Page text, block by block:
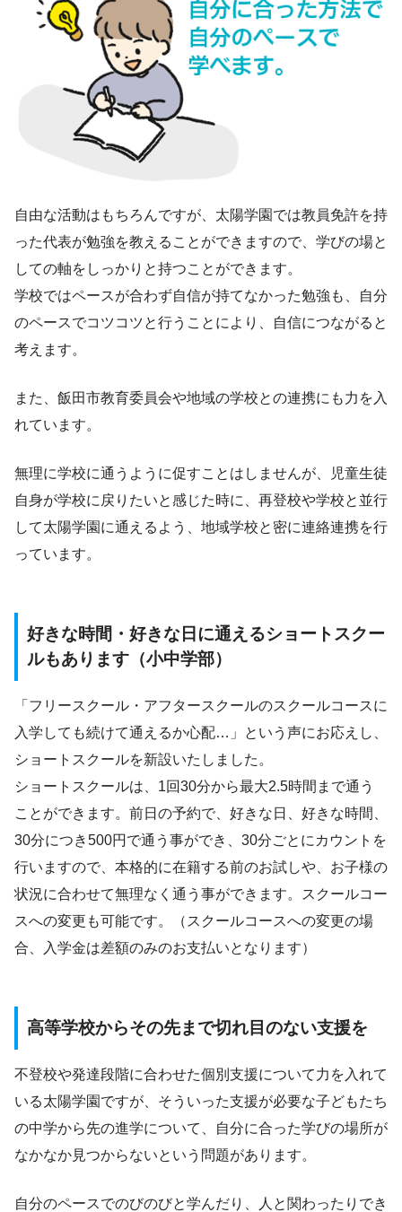
自由な活動はもちろんですが、太陽学園では教員免許を持
った代表が勉強を教えることができますので、学びの場と
しての軸をしっかりと持つことができます。
学校ではペースが合わず自信が持てなかった勉強も、自分
のペースでコツコツと行うことにより、自信につながると
考えます。
また、飯田市教育委員会や地域の学校との連携にも力を入
れています。
無理に学校に通うように促すことはしませんが、児童生徒
自身が学校に戻りたいと感じた時に、再登校や学校と並行
して太陽学園に通えるよう、地域学校と密に連絡連携を行
っています。
好きな時間・好きな日に通えるショートスクー
ルもあります（小中学部）
「フリースクール・アフタースクールのスクールコースに
入学しても続けて通えるか心配…」という声にお応えし、
ショートスクールを新設いたしました。
ショートスクールは、1回30分から最大2.5時間まで通う
ことができます。前日の予約で、好きな日、好きな時間、
30分につき500円で通う事ができ、30分ごとにカウントを
行いますので、本格的に在籍する前のお試しや、お子様の
状況に合わせて無理なく通う事ができます。スクールコー
スへの変更も可能です。（スクールコースへの変更の場
合、入学金は差額のみのお支払いとなります）
高等学校からその先まで切れ目のない支援を
不登校や発達段階に合わせた個別支援について力を入れて
いる太陽学園ですが、そういった支援が必要な子どもたち
の中学から先の進学について、自分に合った学びの場所が
なかなか見つからないという問題があります。
自分のペースでのびのびと学んだり、人と関わったりでき